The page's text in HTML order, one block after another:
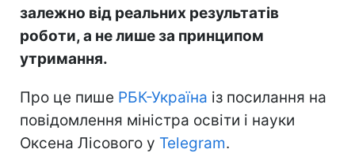
залежно від реальних результатів
роботи, а не лише за принципом
утримання.
Про це пише РБК-Україна із посилання на
повідомлення міністра освіти і науки
Оксена Лісового у Telegram.